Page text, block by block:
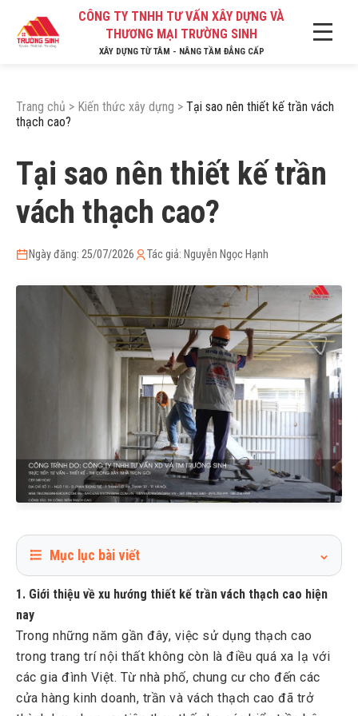
CÔNG TY TNHH TƯ VẤN XÂY DỰNG VÀ
THƯƠNG MẠI TRƯỜNG SINH
XÂY DỰNG TỪ TÂM - NÂNG TẦM ĐẲNG CẤP
Trang chủ > Kiến thức xây dựng > Tại sao nên thiết kế trần vách
thạch cao?
Tại sao nên thiết kế trần
vách thạch cao?
Ngày đăng: 25/07/2026 Tác giả: Nguyễn Ngọc Hạnh
Mục lục bài viết
hàng đầu
Khả năng cách âm và tiêu âm tuyệt vời
1.3 Cách nhiệt và chống nóng hiệu quả
1.4 Khả năng chống cháy và độ an toàn cao
1. Giới thiệu về xu hướng thiết kế trần vách thạch cao hiện
nay
Trong những năm gần đây, việc sử dụng thạch cao
trong trang trí nội thất không còn là điều quá xa lạ với
các gia đình Việt. Từ nhà phố, chung cư cho đến các
cửa hàng kinh doanh, trần và vách thạch cao đã trở